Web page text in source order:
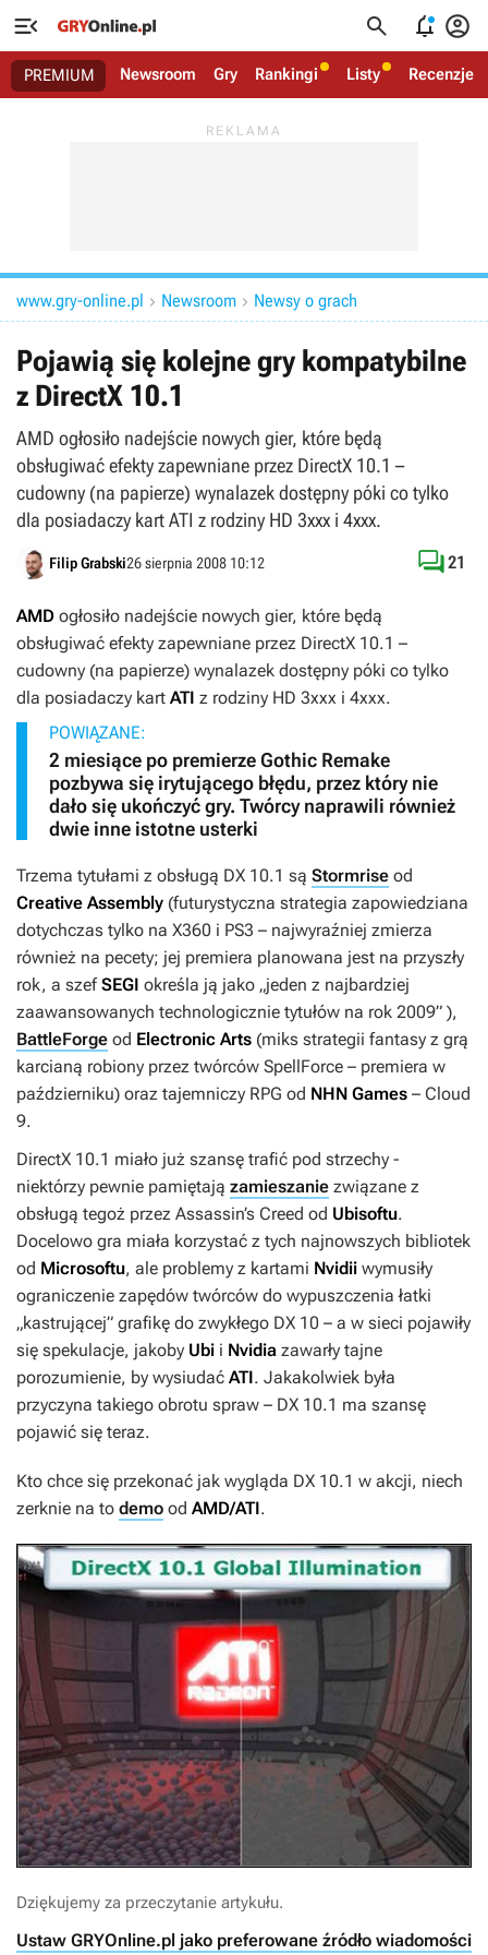
   
PREMIUM Newsroom Gry Rankingi Listy Recenzje
www.gry-online.pl  Newsroom  Newsy o grach
Pojawią się kolejne gry kompatybilne
z DirectX 10.1
AMD ogłosiło nadejście nowych gier, które będą
obsługiwać efekty zapewniane przez DirectX 10.1 –
cudowny (na papierze) wynalazek dostępny póki co tylko
dla posiadaczy kart ATI z rodziny HD 3xxx i 4xxx.
Filip Grabski26 sierpnia 2008 10:12 21
AMD ogłosiło nadejście nowych gier, które będą
obsługiwać efekty zapewniane przez DirectX 10.1 –
cudowny (na papierze) wynalazek dostępny póki co tylko
dla posiadaczy kart ATI z rodziny HD 3xxx i 4xxx.
POWIĄZANE:
2 miesiące po premierze Gothic Remake
pozbywa się irytującego błędu, przez który nie
dało się ukończyć gry. Twórcy naprawili również
dwie inne istotne usterki
Trzema tytułami z obsługą DX 10.1 są Stormrise od
Creative Assembly (futurystyczna strategia zapowiedziana
dotychczas tylko na X360 i PS3 – najwyraźniej zmierza
również na pecety; jej premiera planowana jest na przyszły
rok, a szefSEGI określa ją jako „jeden z najbardziej
zaawansowanych technologicznie tytułów na rok 2009” ),
BattleForge od Electronic Arts (miks strategii fantasy z grą
karcianą robiony przez twórców SpellForce – premiera w
październiku) oraz tajemniczy RPG od NHN Games – Cloud
9.
DirectX 10.1 miało już szansę trafić pod strzechy -
niektórzy pewnie pamiętają zamieszanie związane z
obsługą tegoż przez Assassin’s Creed od Ubisoftu.
Docelowo gra miała korzystać z tych najnowszych bibliotek
od Microsoftu, ale problemy z kartami Nvidii wymusiły
ograniczenie zapędów twórców do wypuszczenia łatki
„kastrującej” grafikę do zwykłego DX 10 – a w sieci pojawiły
się spekulacje, jakoby Ubi i Nvidia zawarły tajne
porozumienie, by wysiudać ATI. Jakakolwiek była
przyczyna takiego obrotu spraw – DX 10.1 ma szansę
pojawić się teraz.
Kto chce się przekonać jak wygląda DX 10.1 w akcji, niech
zerknie na to demo od AMD/ATI.
Dziękujemy za przeczytanie artykułu.
Ustaw GRYOnline.pl jako preferowane źródło wiadomości